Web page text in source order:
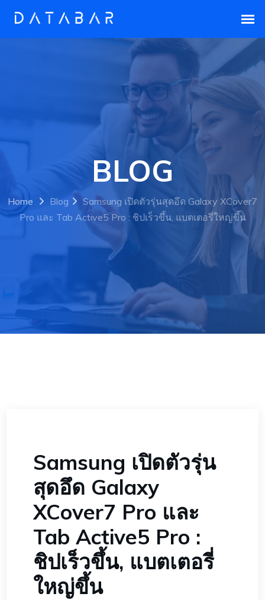
BLOG
Home Blog
Samsung เปิดตัวรุ่นสุดอึด Galaxy XCover7
Pro และ Tab Active5 Pro : ชิปเร็วขึ้น, แบตเตอรี่ใหญ่ขึ้น
Samsung เปิดตัวรุ่น
สุดอึด Galaxy
XCover7 Pro และ
Tab Active5 Pro :
ชิปเร็วขึ้น, แบตเตอรี่
ใหญ่ขึ้น